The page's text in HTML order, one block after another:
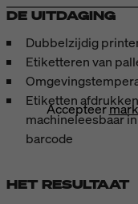
Accepteer
DE UITDAGING
Dubbelzijdig
Etiketteren van
Etiketten
machineleesbaar
barcode
HET RESULTAAT